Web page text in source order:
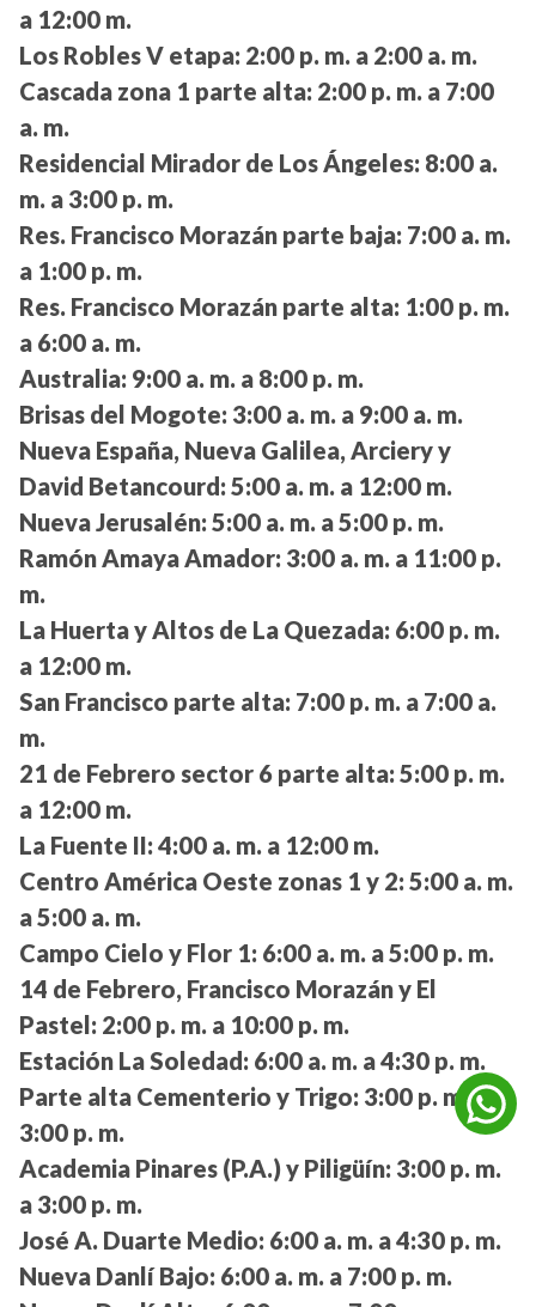
a 12:00 m.
Los Robles V etapa: 2:00 p. m. a 2:00 a. m.
Cascada zona 1 parte alta: 2:00 p. m. a 7:00
a. m.
Residencial Mirador de Los Ángeles: 8:00 a.
m. a 3:00 p. m.
Res. Francisco Morazán parte baja: 7:00 a. m.
a 1:00 p. m.
Res. Francisco Morazán parte alta: 1:00 p. m.
a 6:00 a. m.
Australia: 9:00 a. m. a 8:00 p. m.
Brisas del Mogote: 3:00 a. m. a 9:00 a. m.
Nueva España, Nueva Galilea, Arciery y
David Betancourd: 5:00 a. m. a 12:00 m.
Nueva Jerusalén: 5:00 a. m. a 5:00 p. m.
Ramón Amaya Amador: 3:00 a. m. a 11:00 p.
m.
La Huerta y Altos de La Quezada: 6:00 p. m.
a 12:00 m.
San Francisco parte alta: 7:00 p. m. a 7:00 a.
m.
21 de Febrero sector 6 parte alta: 5:00 p. m.
a 12:00 m.
La Fuente II: 4:00 a. m. a 12:00 m.
Centro América Oeste zonas 1 y 2: 5:00 a. m.
a 5:00 a. m.
Campo Cielo y Flor 1: 6:00 a. m. a 5:00 p. m.
14 de Febrero, Francisco Morazán y El
Pastel: 2:00 p. m. a 10:00 p. m.
Estación La Soledad: 6:00 a. m. a 4:30 p. m.
Parte alta Cementerio y Trigo: 3:00 p. m. a
3:00 p. m.
Academia Pinares (P.A.) y Piligüín: 3:00 p. m.
a 3:00 p. m.
José A. Duarte Medio: 6:00 a. m. a 4:30 p. m.
Nueva Danlí Bajo: 6:00 a. m. a 7:00 p. m.